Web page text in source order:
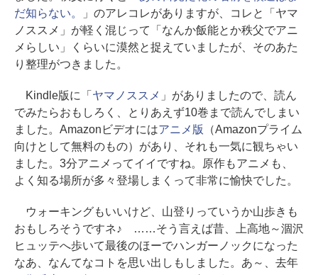
だ知らない。
」のアレコレがありますが、コレと「ヤマ
ノススメ」が軽く混じって「なんか飯能とか秩父でアニ
メらしい」くらいに漠然と捉えていましたが、そのあた
り整理がつきました。
Kindle版に「 ヤマノススメ 」がありましたので、読ん
でみたらおもしろく、とりあえず10巻まで読んでしまい
ました。Amazonビデオにはアニメ版
（Amazonプライム
向けとして無料のもの）があり、それも一気に観ちゃい
ました。3分アニメってイイですね。原作もアニメも、
よく知る場所が多々登場しまくって非常に愉快でした。
ウォーキングもいいけど、山登りっていうか山歩きも
おもしろそうですネ♪ ……そう言えば昔、上高地～涸沢
ヒュッテへ歩いて最後のほーでハンガーノックになった
なあ、なんてなコトを思い出しもしました。あ～、去年